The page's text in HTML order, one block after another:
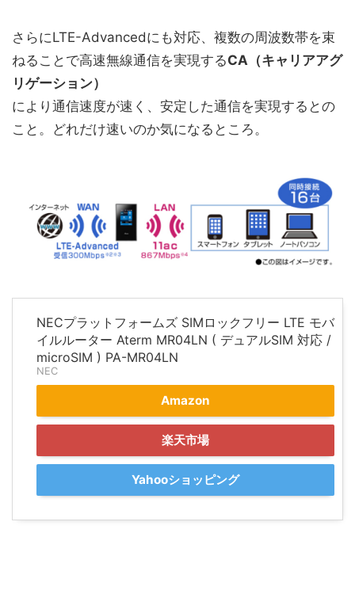
さらにLTE-Advancedにも対応、複数の周波数帯を束
ねることで高速無線通信を実現するCA（キャリアアグ
リゲーション）
により通信速度が速く、安定した通信を実現するとの
こと。どれだけ速いのか気になるところ。
NECプラットフォームズ SIMロックフリー LTE モバ
イルルーター Aterm MR04LN ( デュアルSIM 対応 /
microSIM ) PA-MR04LN
NEC
Amazon
楽天市場
Yahooショッピング